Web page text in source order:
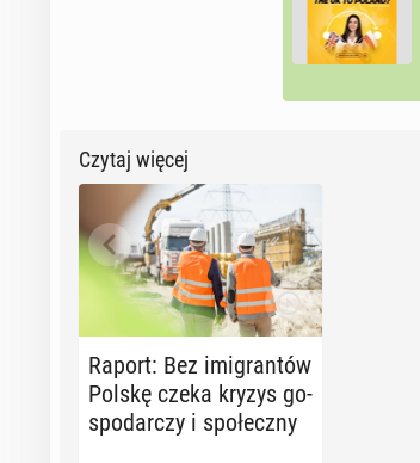
Czytaj więcej
Raport: Bez imi­gran­tów
Polskę czeka kryzys go­
spo­dar­czy i spo­łecz­ny